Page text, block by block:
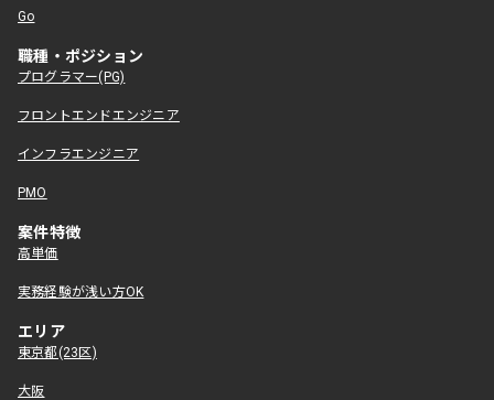
Go
職種・ポジション
プログラマー(PG)
フロントエンドエンジニア
インフラエンジニア
PMO
案件特徴
高単価
実務経験が浅い方OK
エリア
東京都(23区)
大阪